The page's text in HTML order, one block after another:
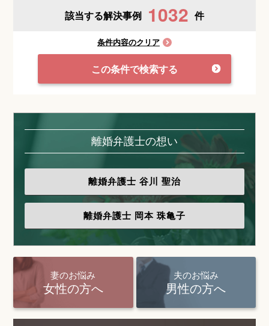
該当する解決事例 1032 件
条件内容のクリア
この条件で検索する
離婚弁護士の想い
離婚弁護士 谷川 聖治
離婚弁護士 岡本 珠亀子
妻のお悩み
女性の方へ
夫のお悩み
男性の方へ